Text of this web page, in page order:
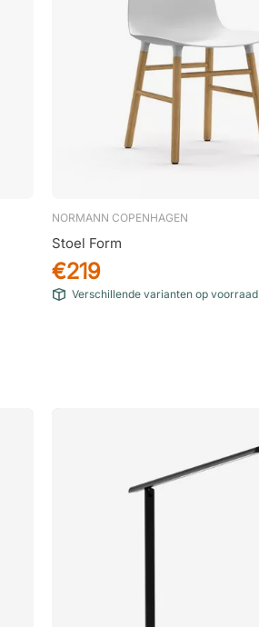
NORMANN COPENHAGEN
Stoel Form
€219
Verschillende varianten op voorraad